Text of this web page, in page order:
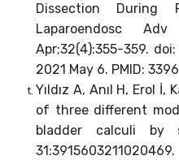
Dissection During
Laparoendosc
Apr;32(4):355-359.
2021 May 6. PMID:
Yıldız A, Anıl H, Erol İ,
of three different
bladder calculi by